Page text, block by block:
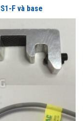
F và base